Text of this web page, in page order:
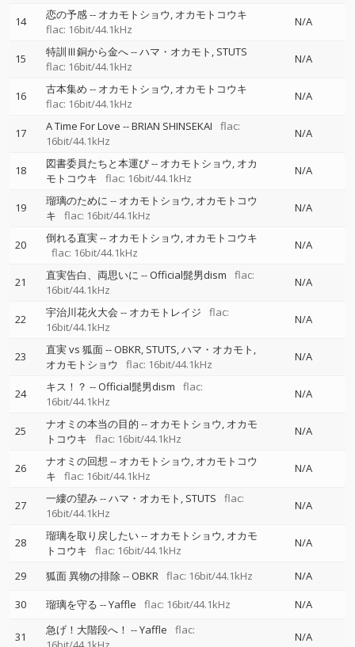
14 恋の予感-- オカモトショウ オカモトコウキ
flac: 16bit/44.1kHz
N/A
15 特訓Ⅲ銅から金へ--ハマ・オカモト STUTS
flac: 16bit/44.1kHz
N/A
16 古本集め -- オカモトショウ オカモトコウキ
flac: 16bit/44.1kHz
N/A
17 A Time For Love --BRIAN SHINSEKAI
flac:
16bit/44.1kHz
N/A
18 図書委員たちと本運び-- オカモトショウ オカ
モトコウキ
flac: 16bit/44.1kHz
N/A
19 瑠璃のために -- オカモトショウ オカモトコウ
キ
flac: 16bit/44.1kHz
N/A
20 倒れる直実-- オカモトショウ オカモトコウキ
flac: 16bit/44.1kHz
N/A
21 直実告白、両思いに --Official髭男dism
flac:
16bit/44.1kHz
N/A
22 宇治川花火大会 -- オカモトレイジ
flac:
16bit/44.1kHz
N/A
23 直実 vs 狐面--OBKR STUTS ハマ・オカモト
オカモトショウ
flac: 16bit/44.1kHz
N/A
24 キス！？ --Official髭男dism
flac:
16bit/44.1kHz
N/A
25 ナオミの本当の目的 -- オカモトショウ オカモ
トコウキ
flac: 16bit/44.1kHz
N/A
26 ナオミの回想 -- オカモトショウ オカモトコウ
キ
flac: 16bit/44.1kHz
N/A
27 一縷の望み--ハマ・オカモト STUTS
flac:
16bit/44.1kHz
N/A
28 瑠璃を取り戻したい-- オカモトショウ オカモ
トコウキ
flac: 16bit/44.1kHz
N/A
29 狐面 異物の排除--OBKR flac: 16bit/44.1kHz
N/A
30
瑠璃を守る --Yaffle flac: 16bit/44.1kHz N/A
31 急げ！大階段へ！ --Yaffle
flac:
N/A